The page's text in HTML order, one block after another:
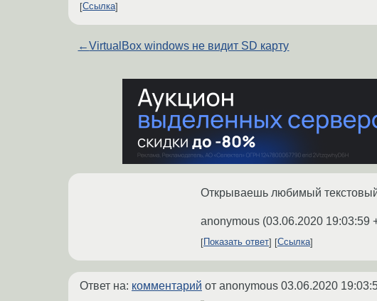
Ссылка
←VirtualBox windows не видит SD карту
Открываешь любимый
anonymous (03.06.2020 19:03:59
Показать ответ Ссылка
Ответ на: комментарий от anonymous 03.06.2020